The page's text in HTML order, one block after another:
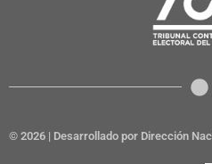
© 2026 | Desarrollado por Dirección